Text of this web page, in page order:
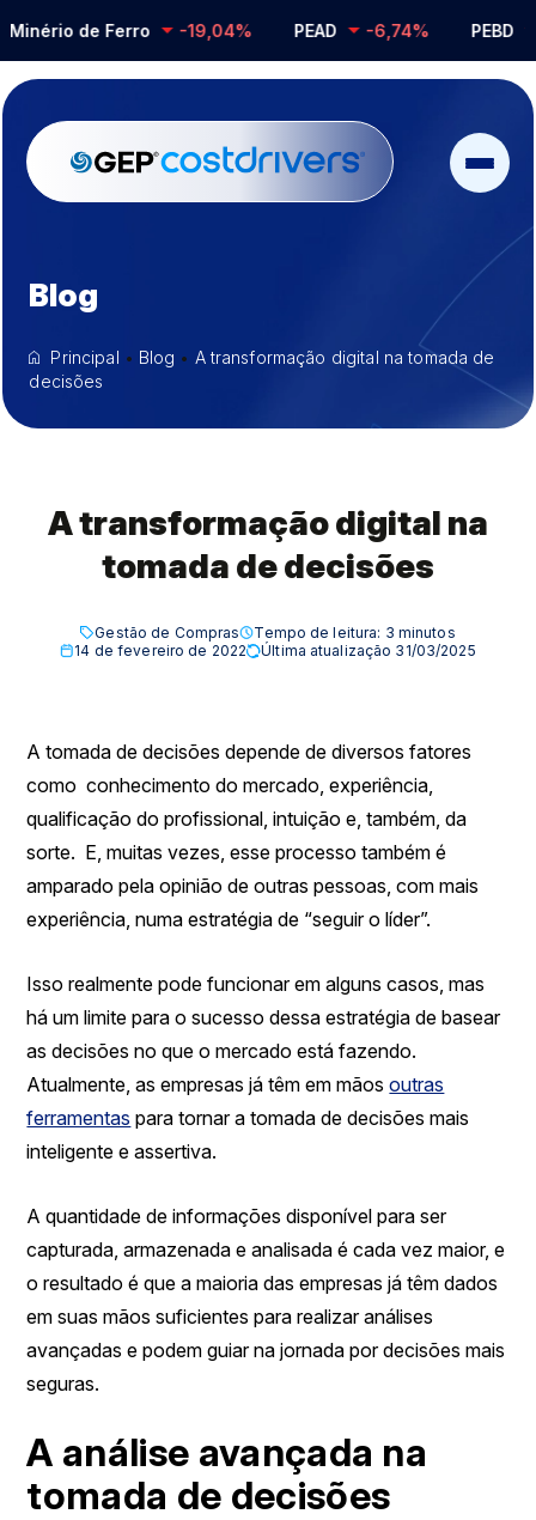
de Ferro -19,04% PEAD -6,74% PEBD -
Blog
Principal • Blog • A transformação digital na tomada de
decisões
A transformação digital na
tomada de decisões
Gestão de Compras Tempo de leitura: 3 minutos
14 de fevereiro de 2022
Última atualização 31/03/2025
A tomada de decisões depende de diversos fatores
como conhecimento do mercado, experiência,
qualificação do profissional, intuição e, também, da
sorte. E, muitas vezes, esse processo também é
amparado pela opinião de outras pessoas, com mais
experiência, numa estratégia de “seguir o líder”.
Isso realmente pode funcionar em alguns casos, mas
há um limite para o sucesso dessa estratégia de basear
as decisões no que o mercado está fazendo.
Atualmente, as empresas já têm em mãosoutras
ferramentas para tornar a tomada de decisões mais
inteligente e assertiva.
A quantidade de informações disponível para ser
capturada, armazenada e analisada é cada vez maior, e
o resultado é que a maioria das empresas já têm dados
em suas mãos suficientes para realizar análises
avançadas e podem guiar na jornada por decisões mais
seguras.
A análise avançada na
tomada de decisões